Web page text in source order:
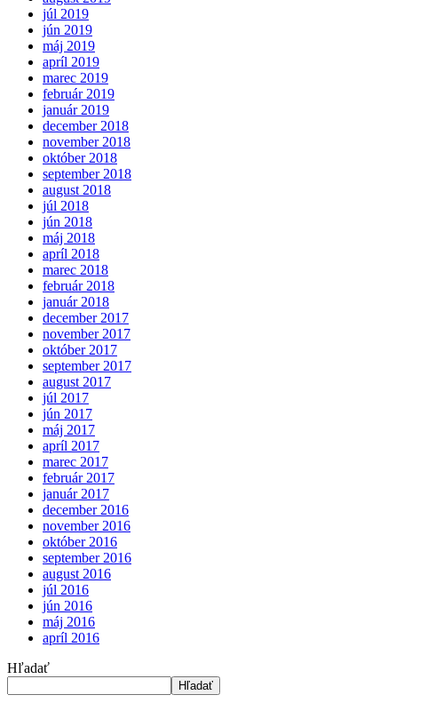
júl 2019
jún 2019
máj 2019
apríl 2019
marec 2019
február 2019
január 2019
december 2018
november 2018
október 2018
september 2018
august 2018
júl 2018
jún 2018
máj 2018
apríl 2018
marec 2018
február 2018
január 2018
december 2017
november 2017
október 2017
september 2017
august 2017
júl 2017
jún 2017
máj 2017
apríl 2017
marec 2017
február 2017
január 2017
december 2016
november 2016
október 2016
september 2016
august 2016
júl 2016
jún 2016
máj 2016
apríl 2016
Hľadať
Hľadať